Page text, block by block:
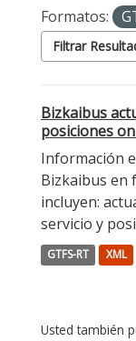
Formatos:
Filtrar
Bizkaibus
posiciones
Información
Bizkaibus en
incluyen:
servicio y
GTFS-RT XML
Usted también